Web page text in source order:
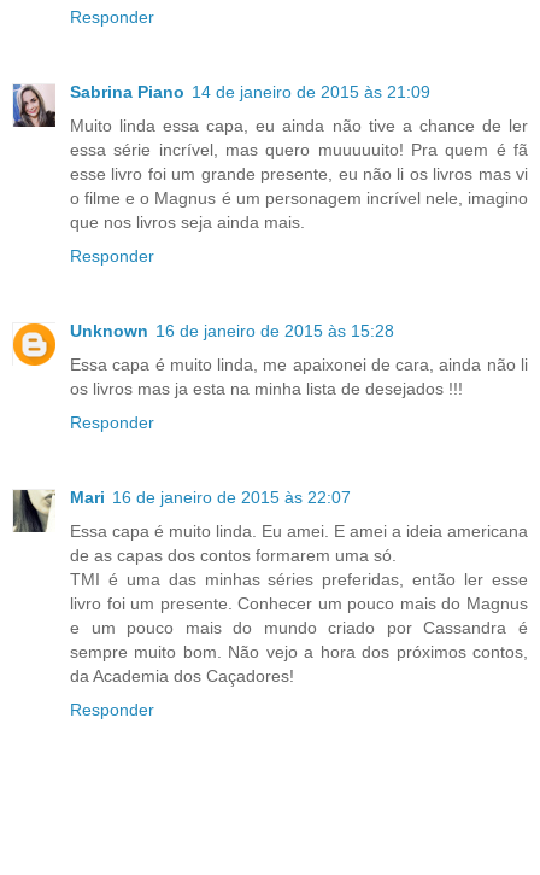
Responder
Sabrina Piano 14 de janeiro de 2015 às 21:09
Muito linda essa capa, eu ainda não tive a chance de ler
essa série incrível, mas quero muuuuuito! Pra quem é fã
esse livro foi um grande presente, eu não li os livros mas vi
o filme e o Magnus é um personagem incrível nele, imagino
que nos livros seja ainda mais.
Responder
Unknown 16 de janeiro de 2015 às 15:28
Essa capa é muito linda, me apaixonei de cara, ainda não li
os livros mas ja esta na minha lista de desejados !!!
Responder
Mari 16 de janeiro de 2015 às 22:07
Essa capa é muito linda. Eu amei. E amei a ideia americana
de as capas dos contos formarem uma só.
TMI é uma das minhas séries preferidas, então ler esse
livro foi um presente. Conhecer um pouco mais do Magnus
e um pouco mais do mundo criado por Cassandra é
sempre muito bom. Não vejo a hora dos próximos contos,
da Academia dos Caçadores!
Responder